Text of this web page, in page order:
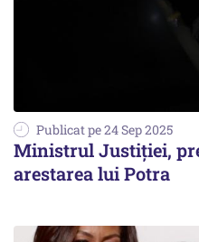
Publicat pe 24 Sep 2025
Ministrul Justiției,
arestarea lui Potra